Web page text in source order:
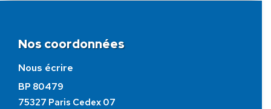
Nos coordonnées
Nous écrire
BP 80479
75327 Paris Cedex 07